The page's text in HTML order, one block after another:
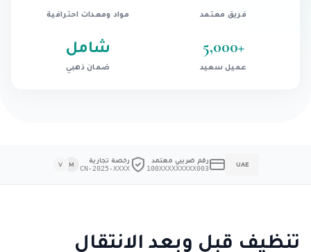
فريق معتمد مواد ومعدات احترافية
+
5,000
عميل سعيد
شامل
ضمان ذهبي
UAE رقم ضريبي معتمد
100XXXXXXXXX003
رخصة تجارية
CN-2025-XXXX
M
V
تنظيف قبل وبعد الانتقال